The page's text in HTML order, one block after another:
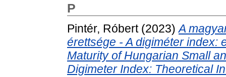
P
Pintér, Róbert(2023)A
érettsége - A digiméter index:
Maturity of Hungarian Small
Digimeter Index: Theoretical